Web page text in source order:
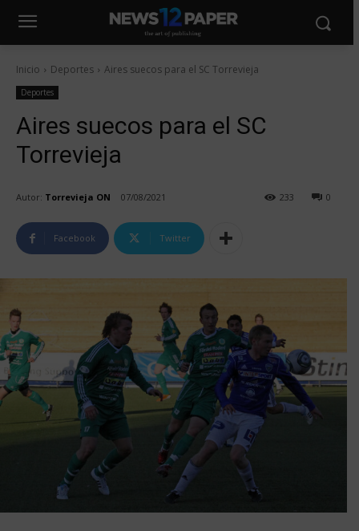
Inicio Deportes Aires suecos para el SC Torrevieja
Deportes
Aires suecos para el SC
Torrevieja
Autor: Torrevieja ON 07/08/2021 0
233
Facebook Twitter